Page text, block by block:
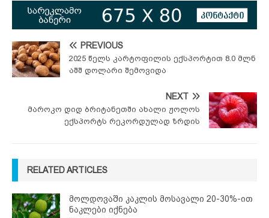
PREVIOUS
2025 წელს კარტოფილის ექსპორტით 8.0 მლნ
აშშ დოლარი შემოვიდა
NEXT
მაროკო დიდ ბრიტანეთში ახალი ჟოლოს
ექსპორტს რეკორდულად ზრდის
RELATED ARTICLES
მოლდოვაში კაკლის მოსავალი 20-30%-ით
ნაკლები იქნება